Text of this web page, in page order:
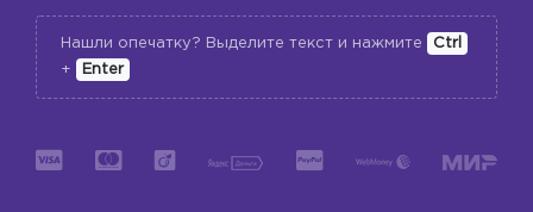
Нашли опечатку? Выделите текст и нажмите
Ctrl
+
Enter